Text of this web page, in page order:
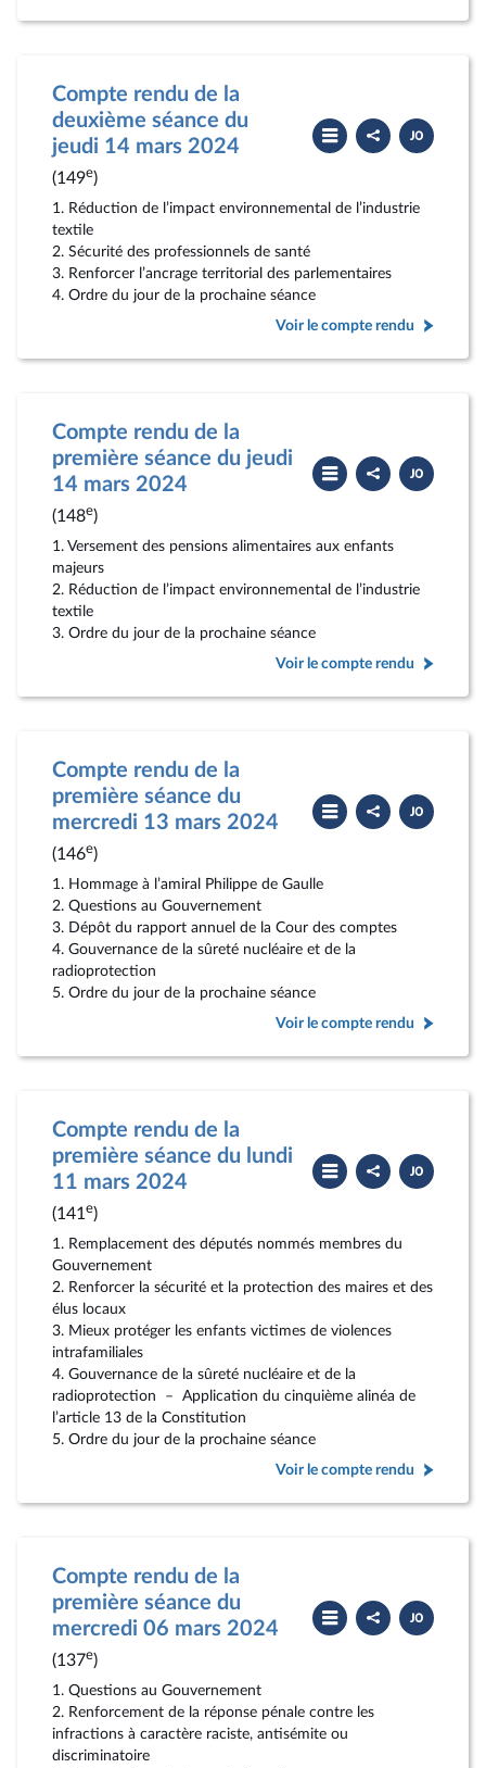
Compte rendu de la
deuxième séance du
jeudi 14 mars 2024
(149e)
Partager
le
compte
Télécharger
le
PDF
1. Réduction de l’impact environnemental de l’industrie
textile
2. Sécurité des professionnels de santé
3. Renforcer l’ancrage territorial des parlementaires
4. Ordre du jour de la prochaine séance
Voir le compte rendu
Compte rendu de la
première séance du jeudi
14 mars 2024
(148e)
Partager
le
compte
Télécharger
le
PDF
1. Versement des pensions alimentaires aux enfants
majeurs
2. Réduction de l’impact environnemental de l’industrie
textile
3. Ordre du jour de la prochaine séance
Voir le compte rendu
Compte rendu de la
première séance du
mercredi 13 mars 2024
(146e)
Partager
le
compte
Télécharger
le
PDF
1. Hommage à l’amiral Philippe de Gaulle
2. Questions au Gouvernement
3. Dépôt du rapport annuel de la Cour des comptes
4. Gouvernance de la sûreté nucléaire et de la
radioprotection
5. Ordre du jour de la prochaine séance
Voir le compte rendu
Compte rendu de la
première séance du lundi
11 mars 2024
(141 e)
Partager
le
compte
Télécharger
le
PDF
1. Remplacement des députés nommés membres du
Gouvernement
2. Renforcer la sécurité et la protection des maires et des
élus locaux
3. Mieux protéger les enfants victimes de violences
intrafamiliales
4. Gouvernance de la sûreté nucléaire et de la
radioprotection – Application du cinquième alinéa de
l’article 13 de la Constitution
5. Ordre du jour de la prochaine séance
Voir le compte rendu
Compte rendu de la
première séance du
mercredi 06 mars 2024
(137e)
Partager
le
compte
Télécharger
le
PDF
1. Questions au Gouvernement
2. Renforcement de la réponse pénale contre les
infractions à caractère raciste, antisémite ou
discriminatoire